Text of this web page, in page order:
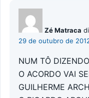
Zé Matraca
29 de outubro de
NUM TÔ
O ACORDO VAI
GUILHERME